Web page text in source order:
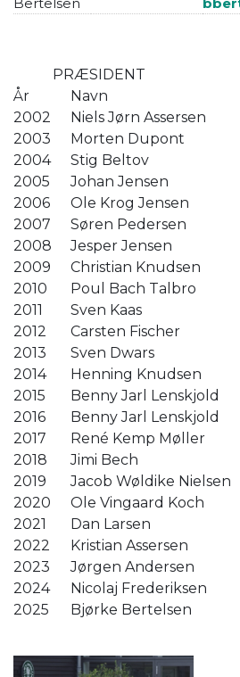
PRÆSIDENT
År
Navn
2002
Niels Jørn Assersen
2003
Morten Dupont
2004
Stig Beltov
2005
Johan Jensen
2006
Ole Krog Jensen
2007
Søren Pedersen
2008
Jesper Jensen
2009
Christian Knudsen
2010
Poul Bach Talbro
2011
Sven Kaas
2012
Carsten Fischer
2013
Sven Dwars
2014
Henning Knudsen
2015
Benny Jarl Lenskjold
2016
Benny Jarl Lenskjold
2017
René Kemp Møller
2018
Jimi Bech
2019
Jacob Wøldike Nielsen
2020
Ole Vingaard Koch
2021
Dan Larsen
2022
Kristian Assersen
2023
Jørgen Andersen
2024
Nicolaj Frederiksen
2025
Bjørke Bertelsen